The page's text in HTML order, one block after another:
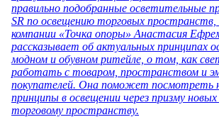
правильно подобранные осветительные
SR по освещению торговых пространств,
компании «Точка опоры» Анастасия
рассказывает об актуальных принципах
модном и обувном ритейле, о том, как
работать с товаром, пространством и
покупателей. Она поможет посмотреть
принципы в освещении через призму
торговому пространству.